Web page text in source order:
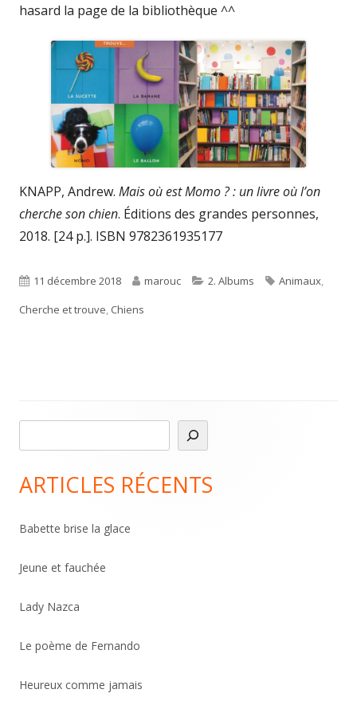
hasard la page de la bibliothèque ^^
KNAPP, Andrew. Mais où est Momo ? : un livre où l’on
cherche son chien. Éditions des grandes personnes,
2018. [24 p.]. ISBN 9782361935177
Published
on
11 décembre 2018 Author
marouc Categories
2. Albums Tags
Animaux,
Cherche et trouve, Chiens
Sidebar
e
h
c
e
ARTICLES RÉCENTS
Babette brise la glace
Jeune et fauchée
Lady Nazca
Le poème de Fernando
Heureux comme jamais